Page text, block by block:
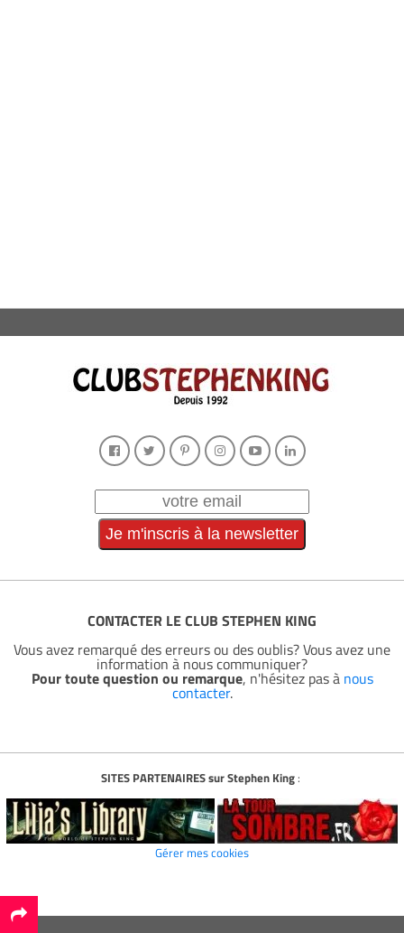
CONTACTER LE CLUB STEPHEN KING
Vous avez remarqué des erreurs ou des oublis? Vous avez une
information à nous communiquer?
Pour toute question ou remarque, n'hésitez pas à nous
contacter.
SITES PARTENAIRES sur Stephen King:
Gérer mes cookies